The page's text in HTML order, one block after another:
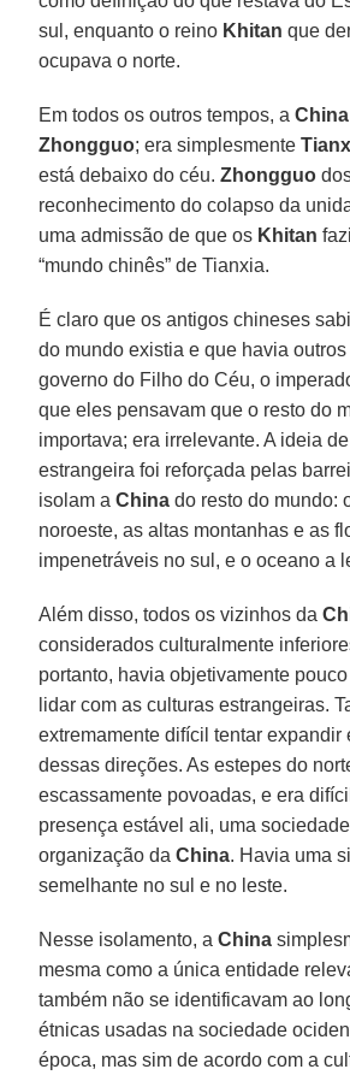
sul, enquanto o reino Khitan que
ocupava o norte.
Em todos os outros tempos, aChina
Zhongguo; era simplesmente
está debaixo do céu.Zhongguo
reconhecimento do colapso da
uma admissão de que os Khitan
“mundo chinês” de Tianxia.
É claro que os antigos chineses
do mundo existia e que havia
governo do Filho do Céu, o
que eles pensavam que o resto do
importava; era irrelevante. A ideia
estrangeira foi reforçada pelas
isolam aChina do resto do mundo:
noroeste, as altas montanhas e as
impenetráveis no sul, e o oceano a
Além disso, todos os vizinhos da
considerados culturalmente
portanto, havia objetivamente
lidar com as culturas estrangeiras.
extremamente difícil tentar expandir
dessas direções. As estepes do
escassamente povoadas, e era
presença estável ali, uma
organização daChina. Havia uma
semelhante no sul e no leste.
Nesse isolamento, aChina
mesma como a única entidade
também não se identificavam ao
étnicas usadas na sociedade
época, mas sim de acordo com a